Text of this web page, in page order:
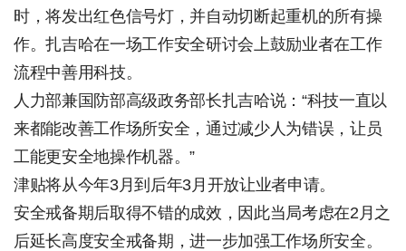
时，将发出红色信号灯，并自动切断起重机的所有操
作。扎吉哈在一场工作安全研讨会上鼓励业者在工作
流程中善用科技。
人力部兼国防部高级政务部长扎吉哈说：“科技一直以
来都能改善工作场所安全，通过减少人为错误，让员
工能更安全地操作机器。”
津贴将从今年3月到后年3月开放让业者申请。
安全戒备期后取得不错的成效，因此当局考虑在2月之
后延长高度安全戒备期，进一步加强工作场所安全。